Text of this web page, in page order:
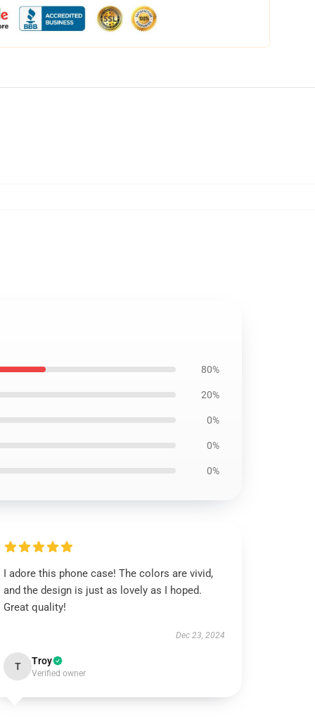
80%
20%
0%
0%
0%
I adore this phone case! The colors are vivid,
and the design is just as lovely as I hoped.
Great quality!
Dec 23, 2024
T Troy
Verified owner